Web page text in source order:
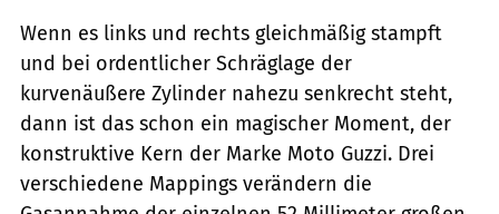
Wenn es links und rechts gleichmäßig stampft
und bei ordentlicher Schräglage der
kurvenäußere Zylinder nahezu senkrecht steht,
dann ist das schon ein magischer Moment, der
konstruktive Kern der Marke Moto Guzzi. Drei
verschiedene Mappings verändern die